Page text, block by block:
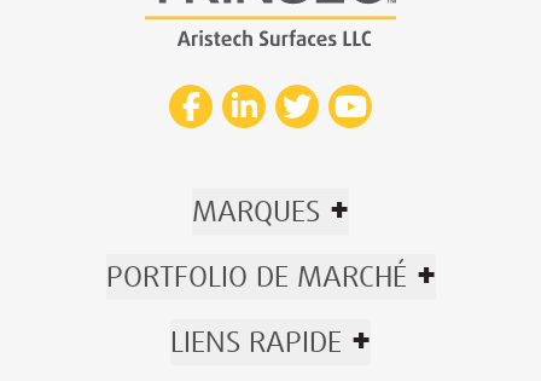
MARQUES +
PORTFOLIO DE MARCHÉ +
LIENS RAPIDE +